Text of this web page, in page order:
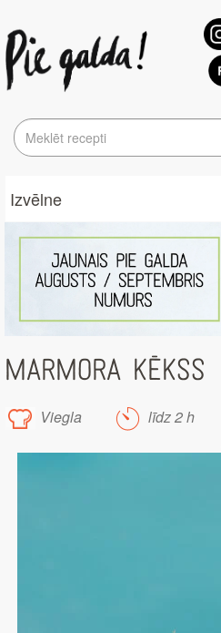
Izvēlne
MARMORA KĒKSS
Viegla līdz 2 h